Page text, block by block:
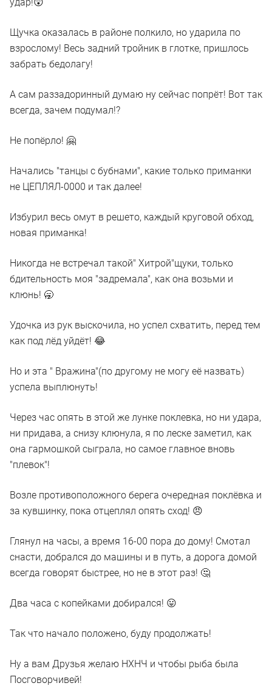
удар!😲
Щучка оказалась в районе полкило, но ударила по
взрослому! Весь задний тройник в глотке, пришлось
забрать бедолагу!
А сам раззадоринный думаю ну сейчас попрёт! Вот так
всегда, зачем подумал!?
Не попёрло! 🤗
Начались "танцы с бубнами", какие только приманки
не ЦЕПЛЯЛ-0000 и так далее!
Избурил весь омут в решето, каждый круговой обход,
новая приманка!
Никогда не встречал такой" Хитрой"щуки, только
бдительность моя "задремала", как она возьми и
клюнь! 🥱
Удочка из рук выскочила, но успел схватить, перед тем
как под лёд уйдёт! 😂
Но и эта " Вражина"(по другому не могу её назвать)
успела выплюнуть!
Через час опять в этой же лунке поклевка, но ни удара,
ни придава, а снизу клюнула, я по леске заметил, как
она гармошкой сыграла, но самое главное вновь
"плевок"!
Возле противоположного берега очередная поклёвка и
за кувшинку, пока отцеплял опять сход! 😠
Глянул на часы, а время 16-00 пора до дому! Смотал
снасти, добрался до машины и в путь, а дорога домой
всегда говорят быстрее, но не в этот раз! 🤔
Два часа с копейками добирался! 😛
Так что начало положено, буду продолжать!
Ну а вам Друзья желаю НХНЧ и чтобы рыба была
Посговорчивей!